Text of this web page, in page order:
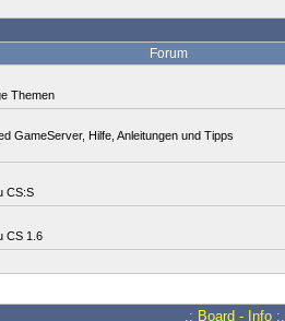
Forum
Themen
GameServer, Hilfe, Anleitungen und Tipps
CS:S
CS 1.6
.: Board - Info :.